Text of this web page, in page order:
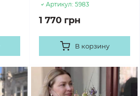
Артикул: 5983
1 770 грн
В корзину